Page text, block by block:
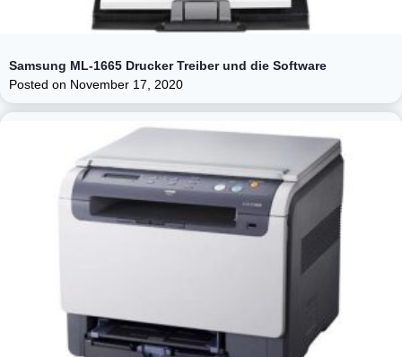
Samsung ML-1665 Drucker Treiber und die Software
Posted on November 17, 2020